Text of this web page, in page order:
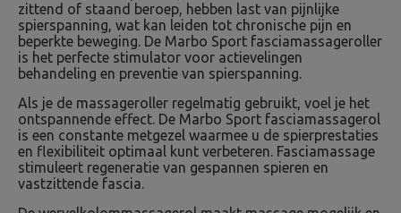
zittend of staand beroep, hebben last van pijnlijke
spierspanning, wat kan leiden tot chronische pijn en
beperkte beweging. De Marbo Sport fasciamassageroller
is het perfecte stimulator voor actievelingen
behandeling en preventie van spierspanning.
Als je de massageroller regelmatig gebruikt, voel je het
ontspannende effect. De Marbo Sport fasciamassagerol
is een constante metgezel waarmee u de spierprestaties
en flexibiliteit optimaal kunt verbeteren. Fasciamassage
stimuleert regeneratie van gespannen spieren en
vastzittende fascia.